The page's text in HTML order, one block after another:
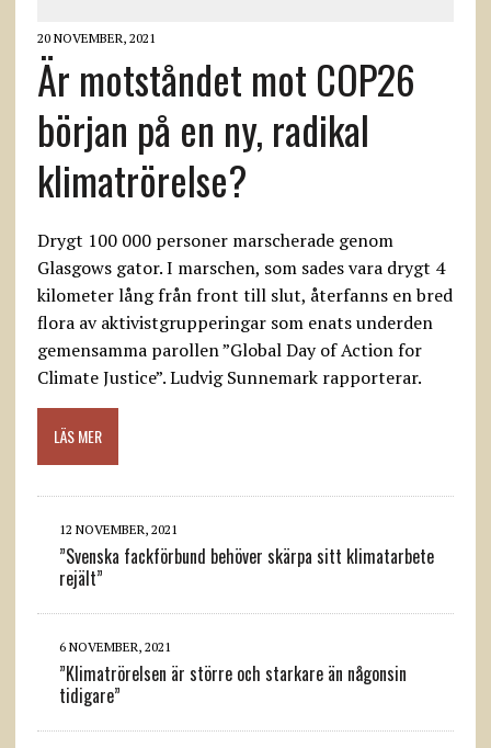
20 NOVEMBER, 2021
Är motståndet mot COP26
början på en ny, radikal
klimatrörelse?
Drygt 100 000 personer marscherade genom
Glasgows gator. I marschen, som sades vara drygt 4
kilometer lång från front till slut, återfanns en bred
flora av aktivistgrupperingar som enats underden
gemensamma parollen ”Global Day of Action for
Climate Justice”. Ludvig Sunnemark rapporterar.
LÄS MER
12 NOVEMBER, 2021
”Svenska fackförbund behöver skärpa sitt klimatarbete
rejält”
6 NOVEMBER, 2021
”Klimatrörelsen är större och starkare än någonsin
tidigare”